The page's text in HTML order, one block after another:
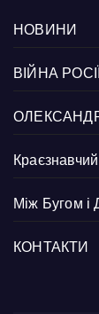
НОВИНИ
ВІЙНА
Між Бугом і
КОНТАКТИ